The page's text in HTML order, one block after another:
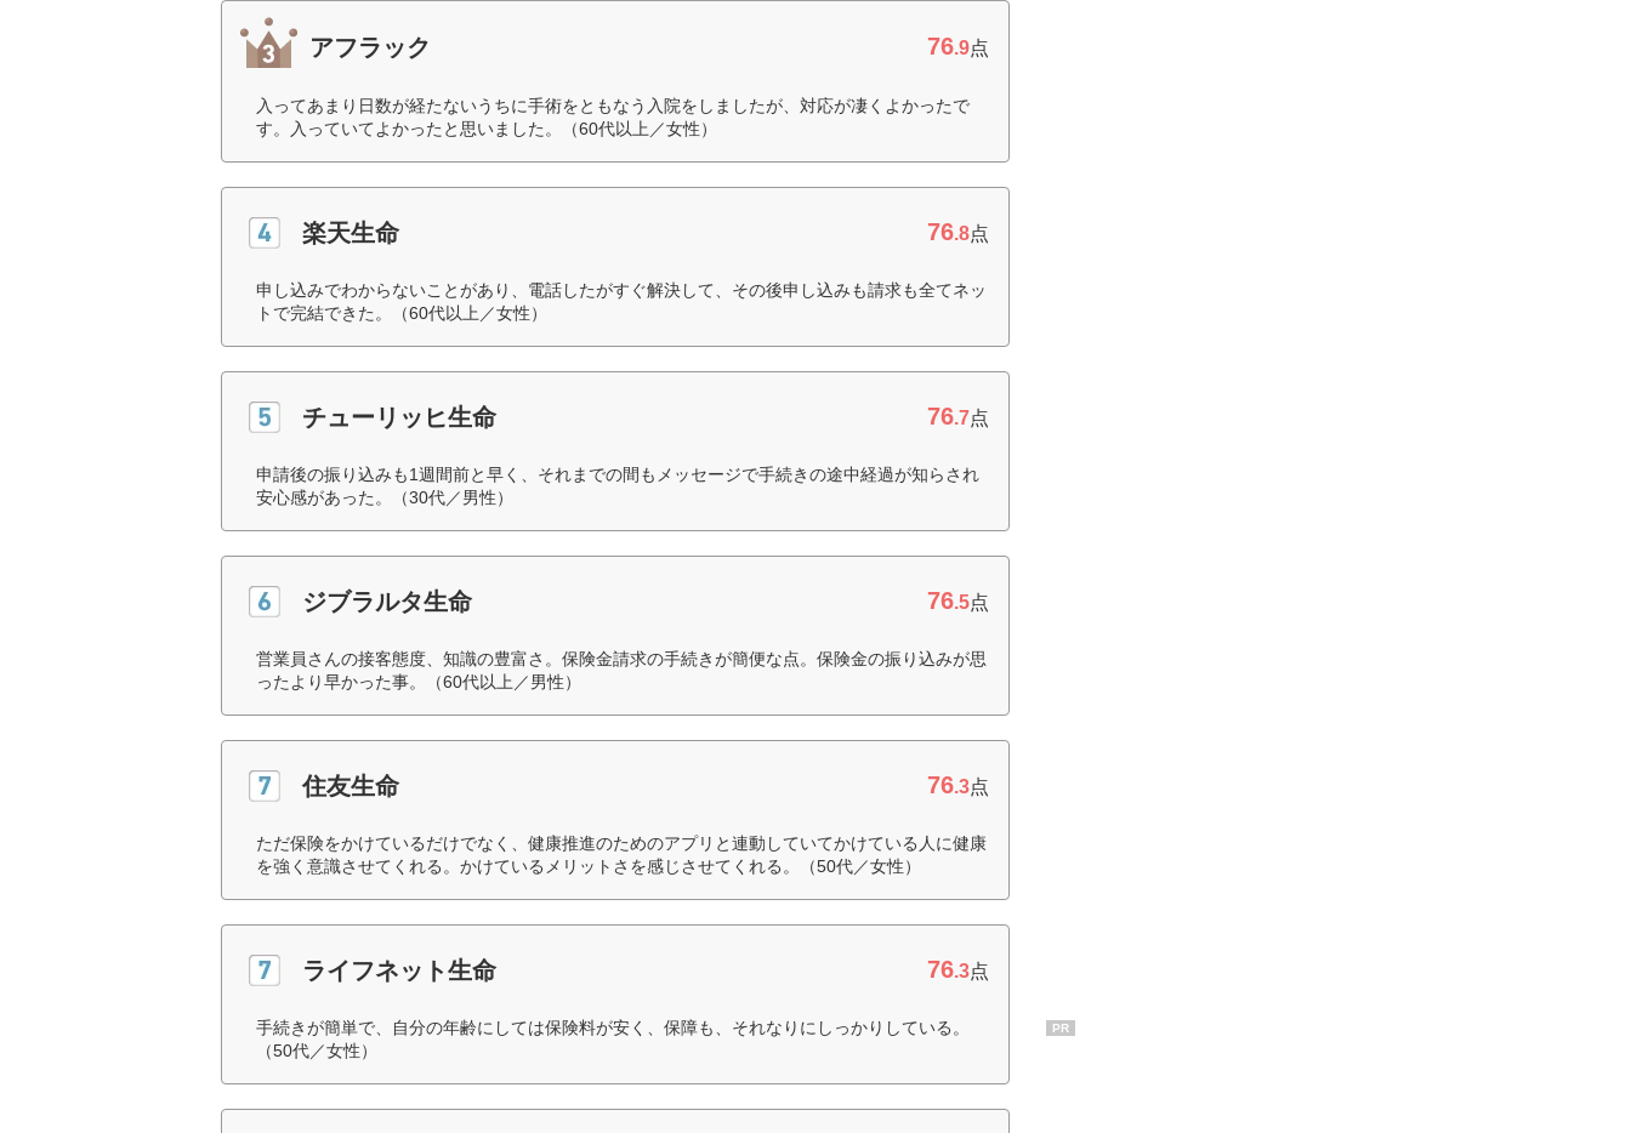
アフラック 76.9点
入ってあまり日数が経たないうちに手術をともなう入院をしましたが、対応が凄くよかったで
す。入っていてよかったと思いました。（60代以上／女性）
楽天生命 76.8点
申し込みでわからないことがあり、電話したがすぐ解決して、その後申し込みも請求も全てネッ
トで完結できた。（60代以上／女性）
チューリッヒ生命 76.7点
申請後の振り込みも1週間前と早く、それまでの間もメッセージで手続きの途中経過が知らされ
安心感があった。（30代／男性）
ジブラルタ生命 76.5点
営業員さんの接客態度、知識の豊富さ。保険金請求の手続きが簡便な点。保険金の振り込みが思
ったより早かった事。（60代以上／男性）
住友生命 76.3点
ただ保険をかけているだけでなく、健康推進のためのアプリと連動していてかけている人に健康
を強く意識させてくれる。かけているメリットさを感じさせてくれる。（50代／女性）
ライフネット生命 76.3点
手続きが簡単で、自分の年齢にしては保険料が安く、保障も、それなりにしっかりしている。
（50代／女性）
PR